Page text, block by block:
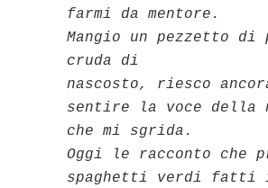
farmi da mentore.
Mangio un pezzetto di
cruda di
nascosto, riesco
sentire la voce della
che mi sgrida.
Oggi le racconto che
spaghetti verdi fatti